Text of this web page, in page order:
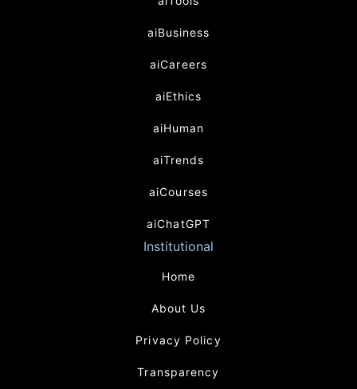
aiBusiness
aiCareers
aiEthics
aiHuman
aiTrends
aiCourses
aiChatGPT
Institutional
Home
About Us
Privacy Policy
Transparency